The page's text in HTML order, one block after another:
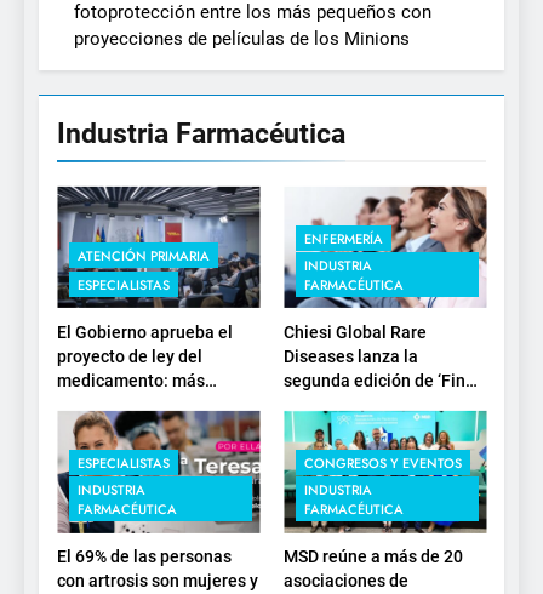
fotoprotección entre los más pequeños con
proyecciones de películas de los Minions
Industria Farmacéutica
ATENCIÓN PRIMARIA
ESPECIALISTAS
El Gobierno aprueba el
proyecto de ley del
medicamento: más
sostenibilidad, autonomía
estratégica y
modernización para el
SNS
ENFERMERÍA
INDUSTRIA
FARMACÉUTICA
Chiesi Global Rare
Diseases lanza la
segunda edición de ‘Find
For Rare’ para impulsar la
investigación en
enfermedades de
depósito lisosomal
ESPECIALISTAS
INDUSTRIA
FARMACÉUTICA
El 69% de las personas
con artrosis son mujeres y
CONGRESOS Y EVENTOS
INDUSTRIA
FARMACÉUTICA
MSD reúne a más de 20
asociaciones de